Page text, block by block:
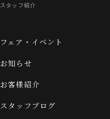
スタッフ紹介
フェア・イベント
お知らせ
お客様紹介
スタッフブログ